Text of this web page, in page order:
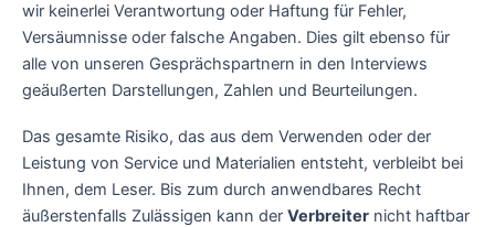
wir keinerlei Verantwortung oder Haftung für Fehler,
Versäumnisse oder falsche Angaben. Dies gilt ebenso für
alle von unseren Gesprächspartnern in den Interviews
geäußerten Darstellungen, Zahlen und Beurteilungen.
Das gesamte Risiko, das aus dem Verwenden oder der
Leistung von Service und Materialien entsteht, verbleibt bei
Ihnen, dem Leser. Bis zum durch anwendbares Recht
äußerstenfalls Zulässigen kann der Verbreiter nicht haftbar